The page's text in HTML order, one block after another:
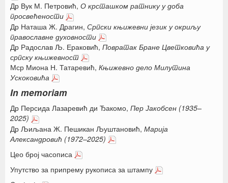
Др Вук М. Петровић, О крсташком ратнику у доба
просвећености
Др Наташа Ж. Драгин, Српски књижевни језик у окриљу
православне духовности
Др Радослав Љ. Ераковић, Повратак Бране Цветковића у
српскукњижевност
Мср Миона Н. Татаревић, Књижевно дело Милутина
Ускоковића
In memoriam
Др Персида Лазаревић ди Ђакомо, Пер Јакобсен (1935–
2025)
Др Љиљана Ж. Пешикан Љуштановић, Марија
Александровић (1972–2025)
Цео број часописа
Упутство за припрему рукописа за штампу